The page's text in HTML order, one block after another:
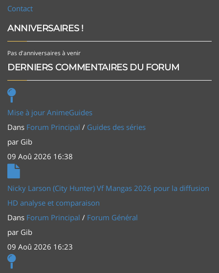
Contact
ANNIVERSAIRES !
Pas d'anniversaires à venir
DERNIERS COMMENTAIRES DU FORUM
Mise à jour AnimeGuides
Dans Forum Principal / Guides des séries
par Gib
09 Aoû 2026 16:38
Nicky Larson (City Hunter) Vf Mangas 2026 pour la diffusion
HD analyse et comparaison
Dans Forum Principal / Forum Général
par Gib
09 Aoû 2026 16:23